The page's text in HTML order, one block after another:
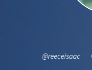
@reeceisaac